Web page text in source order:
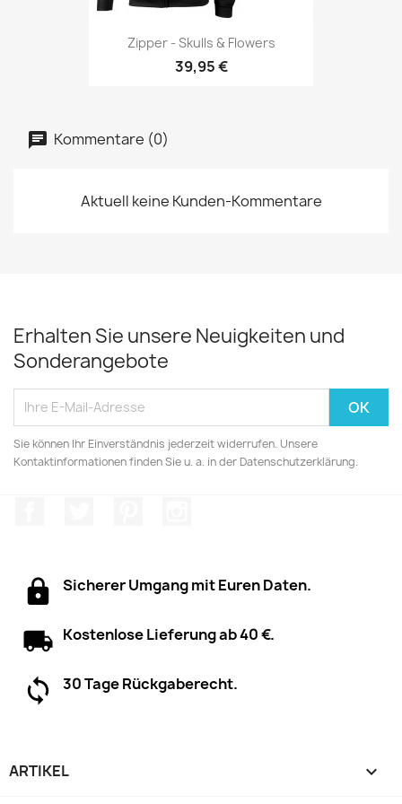
Zipper - Skulls & Flowers
39,95 €
Kommentare (0)
Aktuell keine Kunden-Kommentare
Erhalten Sie unsere Neuigkeiten und
Sonderangebote
Sie können Ihr Einverständnis jederzeit widerrufen. Unsere
Kontaktinformationen finden Sie u. a. in der Datenschutzerklärung.
Sicherer Umgang mit Euren Daten.
Kostenlose Lieferung ab 40 €.
30 Tage Rückgaberecht.
ARTIKEL 